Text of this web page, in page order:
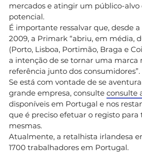
mercados e atingir um público-
potencial.
É importante ressalvar que, desde
2009, a Primark “abriu, em média,
(Porto, Lisboa, Portimão, Braga e
a intenção de se tornar uma marca
referência junto dos consumidores”.
Se está com vontade de se
grande empresa, consulte consulte
disponíveis em Portugal e nos
que é preciso efetuar o registo para
mesmas.
Atualmente, a retalhista irlandesa
1700 trabalhadores em Portugal.